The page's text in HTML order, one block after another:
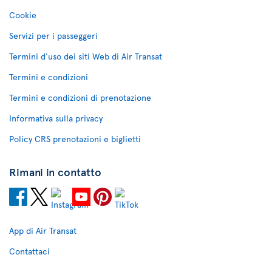
Cookie
Servizi per i passeggeri
Termini d'uso dei siti Web di Air Transat
Termini e condizioni
Termini e condizioni di prenotazione
Informativa sulla privacy
Policy CRS prenotazioni e biglietti
Rimani in contatto
App di Air Transat
Contattaci